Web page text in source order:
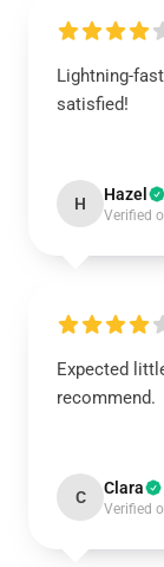
Lightning-
satisfied!
H Hazel
Verified
Expected
recommend.
C Clara
Verified